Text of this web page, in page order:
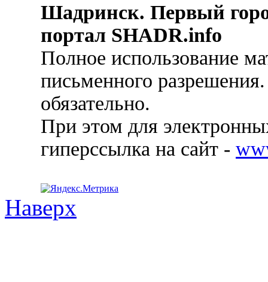
Шадринск. Первый
портал SHADR.info
Полное использование
письменного
обязательно.
При этом для
гиперссылка на сайт -
Наверх